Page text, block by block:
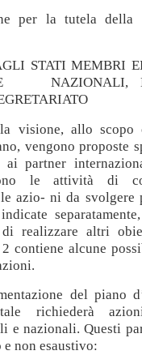
per la tutela della
STATI MEMBRI
E NAZIONALI,
visione, allo
vengono proposte
partner
le attività di
le azio- ni da svolgere
di realizzare altri
2 contiene alcune
del piano
richiederà
e nazionali. Questi
non esaustivo: